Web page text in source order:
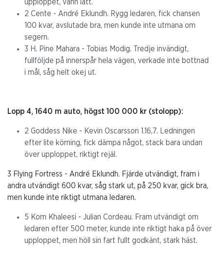
upploppet, vann lätt.
2 Cente - André Eklundh. Rygg ledaren, fick chansen
100 kvar, avslutade bra, men kunde inte utmana om
segern.
3 H. Pine Mahara - Tobias Modig. Tredje invändigt,
fullföljde på innerspår hela vägen, verkade inte bottnad
i mål, såg helt okej ut.
Lopp 4, 1640 m auto, högst 100 000 kr (stolopp):
2 Goddess Nike - Kevin Oscarsson 1.16,7. Ledningen
efter lite körning, fick dämpa något, stack bara undan
över upploppet, riktigt rejäl.
3 Flying Fortress - André Eklundh. Fjärde utvändigt, fram i
andra utvändigt 600 kvar, såg stark ut, på 250 kvar, gick bra,
men kunde inte riktigt utmana ledaren.
5 Kom Khaleesi - Julian Cordeau. Fram utvändigt om
ledaren efter 500 meter, kunde inte riktigt haka på över
upploppet, men höll sin fart fullt godkänt, stark häst.